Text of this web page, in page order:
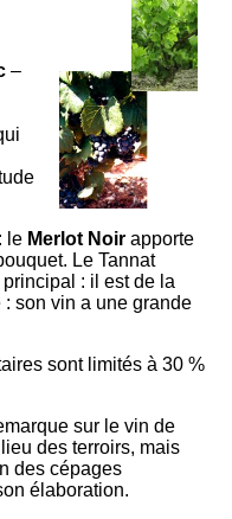
–
le Merlot Noir apporte
Le Tannat
: il est de la
son vin a une grande
sont limités à 30 %
sur le vin de
des terroirs, mais
des cépages
élaboration.